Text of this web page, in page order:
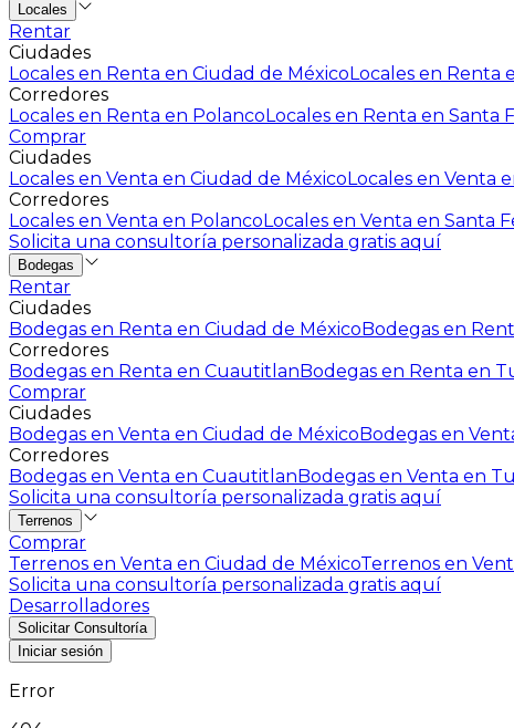
Locales
Rentar
Ciudades
Locales en Renta en Ciudad de MéxicoLocales en Renta
Corredores
Locales en Renta en PolancoLocales en Renta en Santa
Comprar
Ciudades
Locales en Venta en Ciudad de MéxicoLocales en Venta
Corredores
Locales en Venta en PolancoLocales en Venta en Santa
Solicita una consultoría personalizada gratis aquí
Bodegas
Rentar
Ciudades
Bodegas en Renta en Ciudad de MéxicoBodegas en
Corredores
Bodegas en Renta en CuautitlanBodegas en Renta en
Comprar
Ciudades
Bodegas en Venta en Ciudad de MéxicoBodegas en
Corredores
Bodegas en Venta en CuautitlanBodegas en Venta en
Solicita una consultoría personalizada gratis aquí
Terrenos
Comprar
Terrenos en Venta en Ciudad de MéxicoTerrenos en
Solicita una consultoría personalizada gratis aquí
Desarrolladores
Solicitar Consultoría
Iniciar sesión
Error